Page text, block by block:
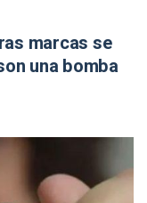
marcas se
una bomba